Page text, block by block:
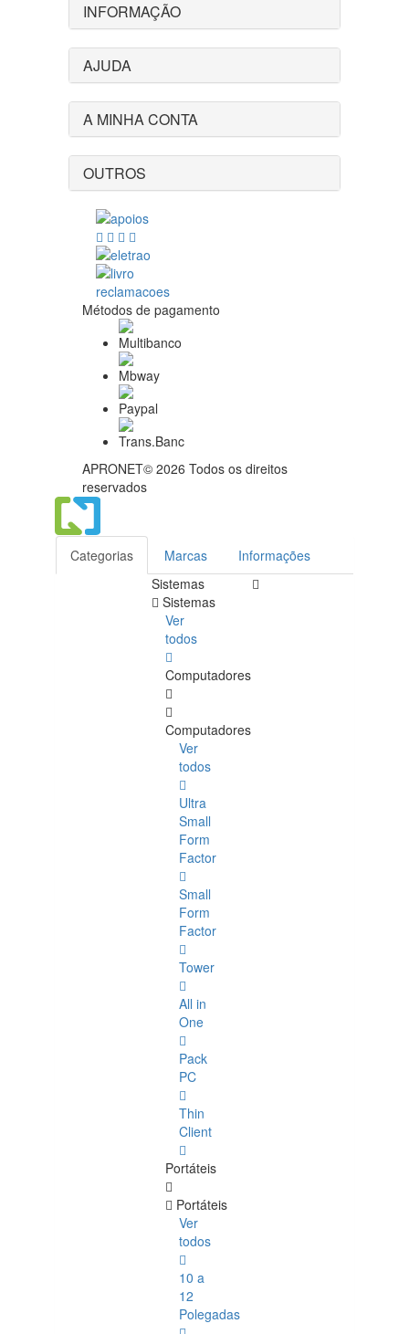
INFORMAÇÃO
AJUDA
A MINHA CONTA
OUTROS
Métodos de pagamento
APRONET© 2026 Todos os direitos
reservados
Categorias Marcas
Informações
Sistemas
Sistemas
Ver
todos
Computadores
Computadores
Ver
todos
Ultra
Small
Form
Factor
Small
Form
Factor
Tower
All in
One
Pack
PC
Thin
Client
Portáteis
Portáteis
Ver
todos
10 a
12
Polegadas